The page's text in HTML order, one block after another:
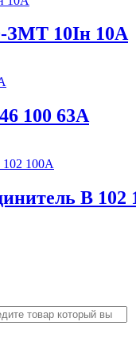
ЗМТ 10Iн 10А
100 63А
В 102